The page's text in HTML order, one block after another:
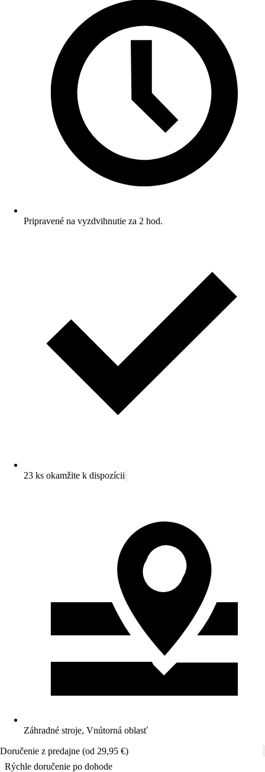
Pripravené na vyzdvihnutie za 2 hod.
23 ks okamžite k dispozícii
Záhradné stroje, Vnútorná oblasť
Doručenie z predajne (od 29,95 €)
Rýchle doručenie po dohode